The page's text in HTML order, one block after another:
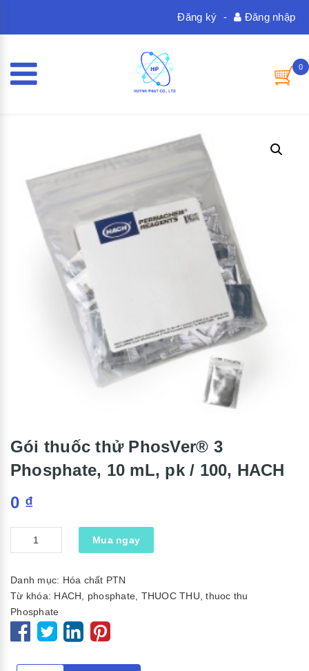
Đăng nhập
-
Đăng ký
0
Gói thuốc thử PhosVer® 3
Phosphate, 10 mL, pk / 100, HACH
0 ₫
lượng
Mua ngay
Danh mục: Hóa chất PTN
Từ khóa: HACH, phosphate, THUOC THU,thuoc thu
Phosphate